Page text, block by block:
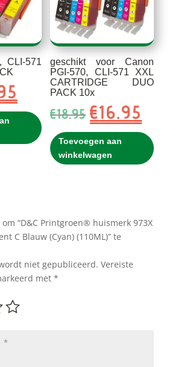
CLI-571
Huidige
prijs
€8.95.
geschikt voor Canon
PGI-570, CLI-571 XXL
CARTRIDGE DUO
PACK 10x
€18.95 Oorspronkelijke
prijs
was:
€18.95.
€16.95
prijs
is:
€16.95.
Toevoegen aan
winkelwagen
“D&C Printgroen® huismerk 973X
C Blauw (Cyan) (110ML)” te
niet gepubliceerd. Vereiste
met *